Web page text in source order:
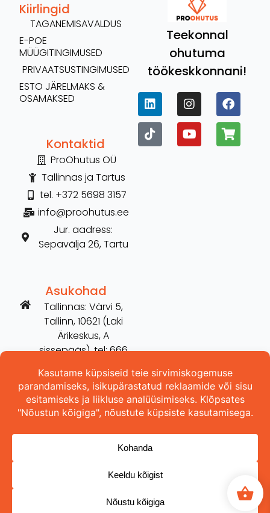
Teekonnal
ohutuma
töökeskkonnani!
Kontaktid
ProOhutus OÜ
Tallinnas ja Tartus
tel. +372 5698 3157
info@proohutus.ee
Jur. aadress:
Sepavälja 26, Tartu
Kiirlingid
TAGANEMISAVALDUS
E-POE
MÜÜGITINGIMUSED
PRIVAATSUSTINGIMUSED
ESTO JÄRELMAKS &
OSAMAKSED
Asukohad
Tallinnas: Värvi 5,
Tallinn, 10621 (Laki
Ärikeskus, A
sissepääs), tel: 666
Tartus: Võru 254,
Tartu, 50115 (vana
Hilarise maja), tel:
Copyright © 2026 ProOhutus OÜ